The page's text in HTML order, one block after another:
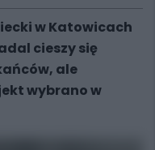
w Katowicach
cieszy się
ale
wybrano w